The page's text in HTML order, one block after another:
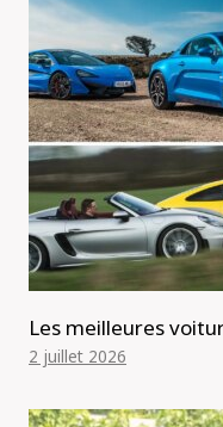
Les meilleures
2 juillet 2026